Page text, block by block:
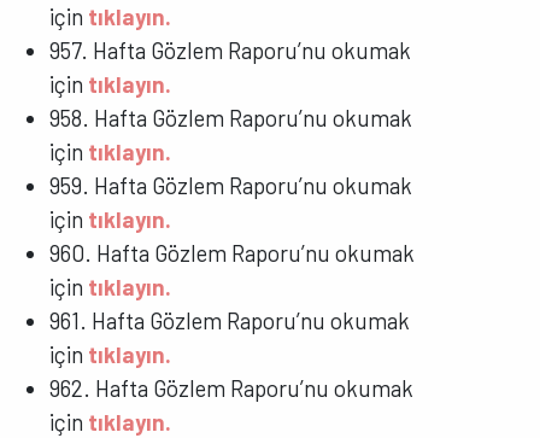
için tıklayın.
957. Hafta Gözlem Raporu’nu okumak
için tıklayın.
958. Hafta Gözlem Raporu’nu okumak
için tıklayın.
959. Hafta Gözlem Raporu’nu okumak
için tıklayın.
960. Hafta Gözlem Raporu’nu okumak
için tıklayın.
961. Hafta Gözlem Raporu’nu okumak
için tıklayın.
962. Hafta Gözlem Raporu’nu okumak
için tıklayın.